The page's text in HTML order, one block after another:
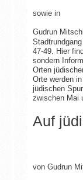
sowie in
Gudrun
47-49. Hier
sondern
Orten
Orte werden
jüdischen
zwischen Mai
Auf
von Gudrun